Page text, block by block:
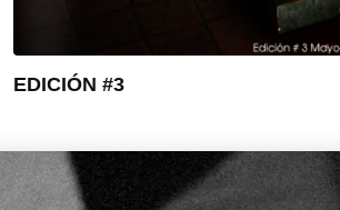
EDICIÓN #3